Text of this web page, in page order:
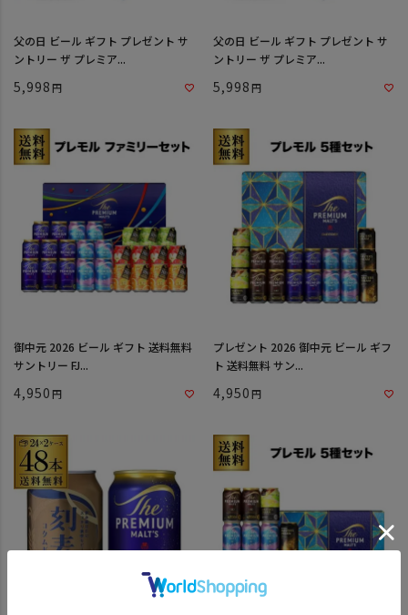
父の日 ビール ギフト プレゼント サ
ントリー ザ プレミア...
5,998
父の日 ビール ギフト プレゼント サ
ントリー ザ プレミア...
5,998
御中元 2026 ビール ギフト 送料無料
サントリー FJ...
4,950
プレゼント 2026 御中元 ビール ギフ
ト 送料無料 サン...
4,950